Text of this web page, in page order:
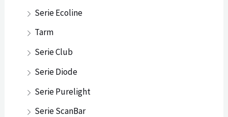
Serie Ecoline
Tarm
Serie Club
Serie Diode
Serie Purelight
Serie ScanBar